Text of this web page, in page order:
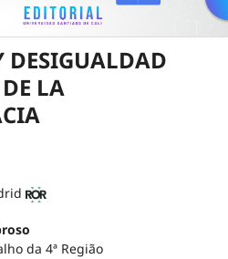
DESIGUALDAD
LA
da 4ª Região